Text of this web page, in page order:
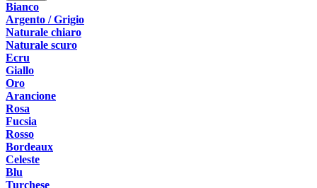
Bianco
Argento / Grigio
Naturale chiaro
Naturale scuro
Ecru
Giallo
Oro
Arancione
Rosa
Fucsia
Rosso
Bordeaux
Celeste
Blu
Turchese